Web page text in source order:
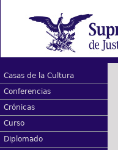
Casas de la Cultura
Conferencias
Crónicas
Curso
Diplomado